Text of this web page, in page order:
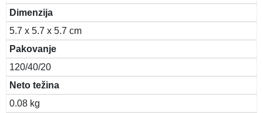
Dimenzija
5.7 x 5.7 x 5.7 cm
Pakovanje
120/40/20
Neto težina
0.08 kg